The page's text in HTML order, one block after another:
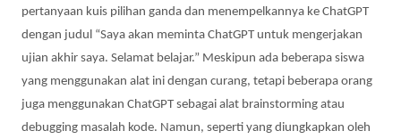
pertanyaan kuis pilihan ganda dan menempelkannya ke ChatGPT
dengan judul “Saya akan meminta ChatGPT untuk mengerjakan
ujian akhir saya. Selamat belajar.” Meskipun ada beberapa siswa
yang menggunakan alat ini dengan curang, tetapi beberapa orang
juga menggunakan ChatGPT sebagai alat brainstorming atau
debugging masalah kode. Namun, seperti yang diungkapkan oleh